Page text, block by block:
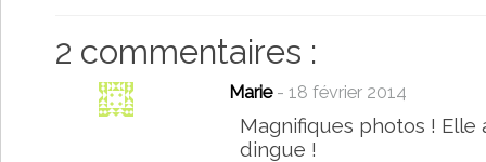
2 commentaires :
Marie - 18 février 2014
Magnifiques photos !
dingue !